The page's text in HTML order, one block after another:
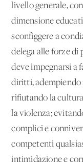
livello generale,
dimensione
sconfiggere a
delega alle forze di
deve impegnarsi a
diritti, adempiendo
rifiutando la
la violenza;
complici e
competenti
intimidazione e